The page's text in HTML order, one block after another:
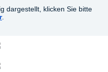
dargestellt, klicken Sie bitte
.